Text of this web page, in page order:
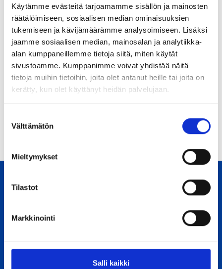
Käytämme evästeitä tarjoamamme sisällön ja mainosten
räätälöimiseen, sosiaalisen median ominaisuuksien
tukemiseen ja kävijämäärämme analysoimiseen. Lisäksi
jaamme sosiaalisen median, mainosalan ja analytiikka-
alan kumppaneillemme tietoja siitä, miten käytät
sivustoamme. Kumppanimme voivat yhdistää näitä
tietoja muihin tietoihin, joita olet antanut heille tai joita on
kerätty, kun olet käyttänyt heidän palvelujaan.
valinta
Välttämätön
Mieltymykset
Tilastot
Markkinointi
Salli kaikki
varmasti ratkaisu myös sinun yrityksellesi, mikäli
painiskelet kuljettamiseen, varastointiin ja
huolintaan liittyvien asioiden kanssa.
Kysy ihmeessä apuamme!
TUTUSTU MEIHIN
OTA YHTEYTTÄ
Päätoimipaikkamme sijaitsee